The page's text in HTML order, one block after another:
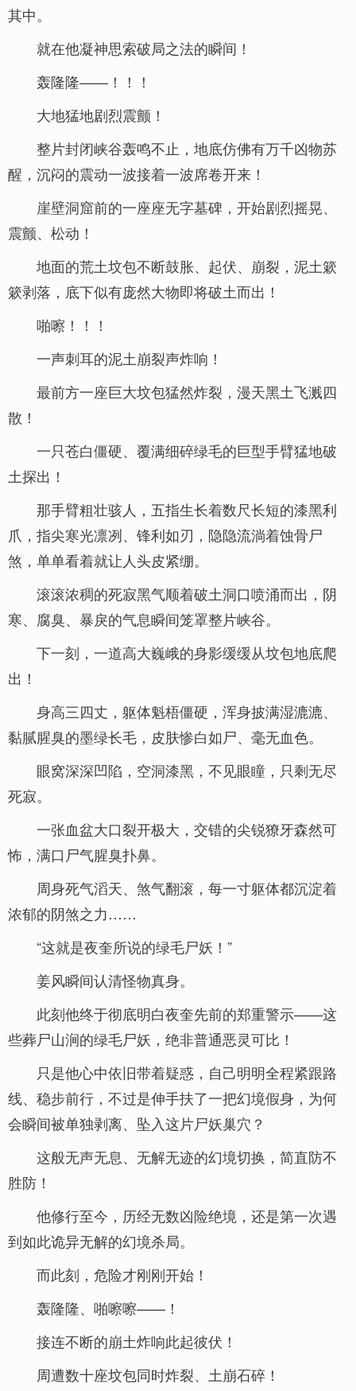
其中。
就在他凝神思索破局之法的瞬间！
轰隆隆——！！！
大地猛地剧烈震颤！
整片封闭峡谷轰鸣不止，地底仿佛有万千凶物苏
醒，沉闷的震动一波接着一波席卷开来！
崖壁洞窟前的一座座无字墓碑，开始剧烈摇晃、
震颤、松动！
地面的荒土坟包不断鼓胀、起伏、崩裂，泥土簌
簌剥落，底下似有庞然大物即将破土而出！
啪嚓！！！
一声刺耳的泥土崩裂声炸响！
最前方一座巨大坟包猛然炸裂，漫天黑土飞溅四
散！
一只苍白僵硬、覆满细碎绿毛的巨型手臂猛地破
土探出！
那手臂粗壮骇人，五指生长着数尺长短的漆黑利
爪，指尖寒光凛冽、锋利如刃，隐隐流淌着蚀骨尸
煞，单单看着就让人头皮紧绷。
滚滚浓稠的死寂黑气顺着破土洞口喷涌而出，阴
寒、腐臭、暴戾的气息瞬间笼罩整片峡谷。
下一刻，一道高大巍峨的身影缓缓从坟包地底爬
出！
身高三四丈，躯体魁梧僵硬，浑身披满湿漉漉、
黏腻腥臭的墨绿长毛，皮肤惨白如尸、毫无血色。
眼窝深深凹陷，空洞漆黑，不见眼瞳，只剩无尽
死寂。
一张血盆大口裂开极大，交错的尖锐獠牙森然可
怖，满口尸气腥臭扑鼻。
周身死气滔天、煞气翻滚，每一寸躯体都沉淀着
浓郁的阴煞之力……
“这就是夜奎所说的绿毛尸妖！”
姜风瞬间认清怪物真身。
此刻他终于彻底明白夜奎先前的郑重警示——这
些葬尸山涧的绿毛尸妖，绝非普通恶灵可比！
只是他心中依旧带着疑惑，自己明明全程紧跟路
线、稳步前行，不过是伸手扶了一把幻境假身，为何
会瞬间被单独剥离、坠入这片尸妖巢穴？
这般无声无息、无解无迹的幻境切换，简直防不
胜防！
他修行至今，历经无数凶险绝境，还是第一次遇
到如此诡异无解的幻境杀局。
而此刻，危险才刚刚开始！
轰隆隆、啪嚓嚓——！
接连不断的崩土炸响此起彼伏！
周遭数十座坟包同时炸裂、土崩石碎！